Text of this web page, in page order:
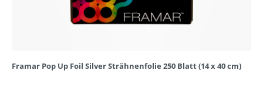
Framar Pop Up Foil Silver Strähnenfolie 250 Blatt (14 x 40 cm)